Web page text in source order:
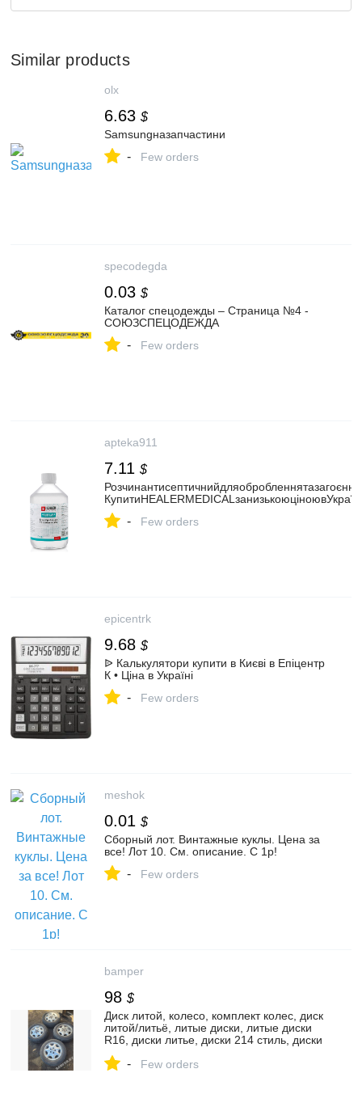
Similar products
olx
6.63 $
Samsungназапчастини
- Few orders
specodegda
0.03 $
Каталог спецодежды – Страница №4 -
СОЮЗСПЕЦОДЕЖДА
- Few orders
apteka911
7.11 $
- Few orders
epicentrk
9.68 $
ᐉ Калькулятори купити в Києві в Епіцентр
К • Ціна в Україні
- Few orders
meshok
0.01 $
Сборный лот. Винтажные куклы. Цена за
все! Лот 10. См. описание. С 1р!
- Few orders
bamper
98 $
Диск литой, колесо, комплект колес, диск
литой/литьё, литые диски, литые диски
R16, диски литье, диски 214 стиль, диски
разборный диск литой, кованные диски,
- Few orders